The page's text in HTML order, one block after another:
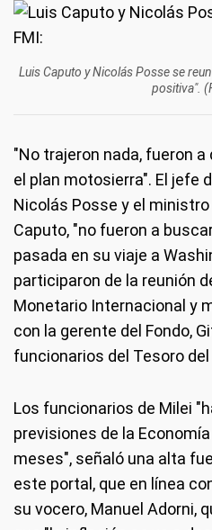
Luis Caputo y Nicolás Posse se
positiva".
"No trajeron nada, fueron
el plan motosierra". El jefe
Nicolás Posse y el ministro
Caputo, "no fueron a
pasada en su viaje a
participaron de la reunión
Monetario Internacional y
con la gerente del Fondo,
funcionarios del Tesoro
Los funcionarios de Milei
previsiones de la
meses", señaló una alta
este portal, que en línea
su vocero, Manuel Adorni,